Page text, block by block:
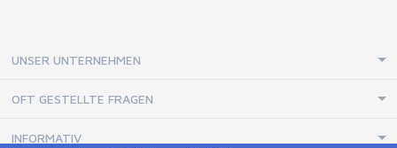
UNSER UNTERNEHMEN
OFT GESTELLTE FRAGEN
INFORMATIV